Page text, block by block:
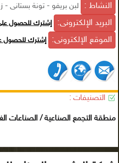
النشاط : لبن بريفو - تونة بستانى
البريد الإلكترونى: إشترك للحصول
الموقع الإلكترونى: إشترك للحصول
التصنيفات :
منطقة التجمع الصناعية / الصناعات